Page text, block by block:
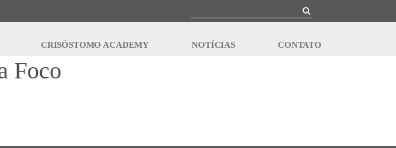
CRISÓSTOMO ACADEMY NOTÍCIAS CONTATO
Foco